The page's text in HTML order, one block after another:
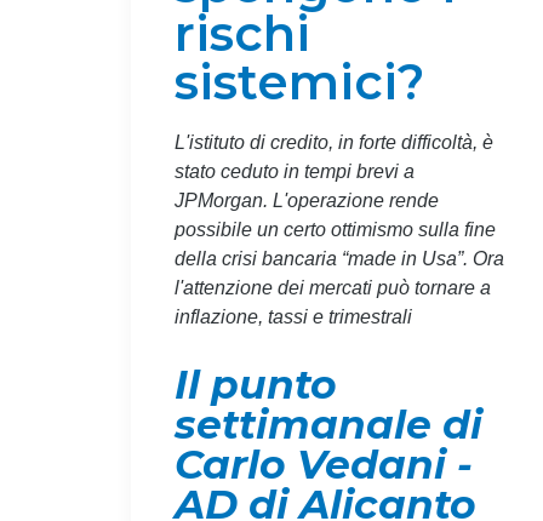
rischi
sistemici?
L'istituto di credito, in forte difficoltà, è
stato ceduto in tempi brevi a
JPMorgan. L'operazione rende
possibile un certo ottimismo sulla fine
della crisi bancaria “made in Usa”. Ora
l'attenzione dei mercati può tornare a
inflazione, tassi e trimestrali
Il punto
settimanale di
Carlo Vedani -
AD di Alicanto